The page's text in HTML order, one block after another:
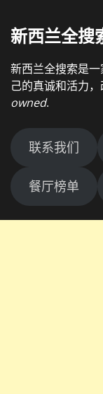
新西兰全搜
新西兰全搜索是
己的真诚和活力，
owned.
联系我们
餐厅榜单